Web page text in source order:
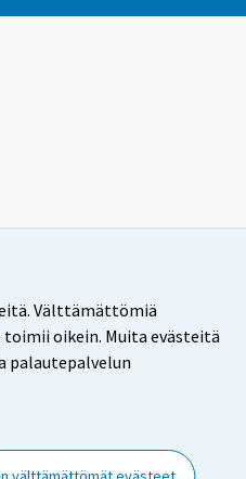
Välttämättömiä
oikein. Muita evästeitä
palautepalvelun